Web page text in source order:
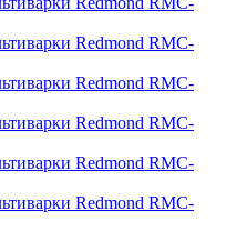
Redmond RMC-
Redmond RMC-
Redmond RMC-
Redmond RMC-
Redmond RMC-